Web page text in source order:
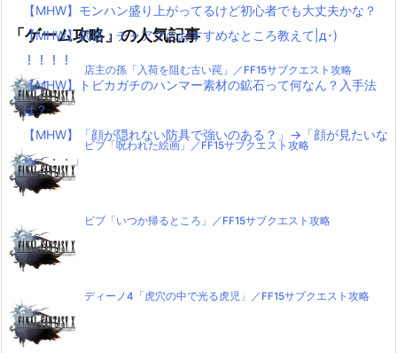
【MHW】モンハン盛り上がってるけど初心者でも大丈夫かな？
【MHW】武器：チャアクのおすすめなところ教えて|д･)
！！！！
【MHW】トビカガチのハンマー素材の鉱石って何なん？入手法
は？
【MHW】「顔が隠れない防具で強いのある？」→「顔が見たいな
ら・・・」
「ゲーム攻略」の人気記事
店主の孫「入荷を阻む古い罠」／FF15サブクエスト攻略
ビブ「呪われた絵画」／FF15サブクエスト攻略
ビブ「いつか帰るところ」／FF15サブクエスト攻略
ディーノ4「虎穴の中で光る虎児」／FF15サブクエスト攻略